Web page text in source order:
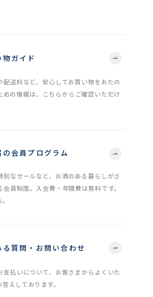
物ガイド
配送料など、安心してお買い物をおたの
めの情報は、こちらからご確認いただけ
の会員プログラム
別なセールなど、お酒のある暮らしがさ
会員制度。入会費・年間費は無料です。
る質問・お問い合わせ
支払いについて、お客さまからよくいた
えしております。